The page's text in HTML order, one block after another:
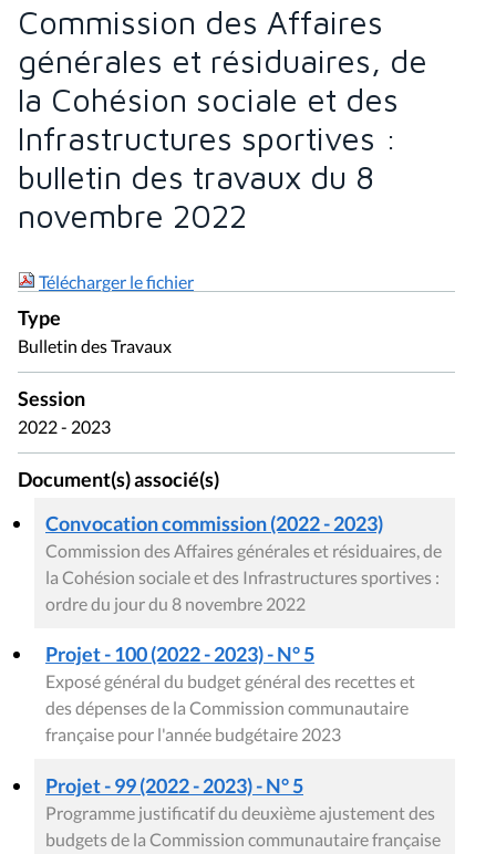
Commission des Affaires
générales et résiduaires, de
la Cohésion sociale et des
Infrastructures sportives :
bulletin des travaux du 8
novembre 2022
Télécharger le fichier
Type
Bulletin des Travaux
Session
2022 - 2023
Document(s) associé(s)
Convocation commission (2022 - 2023)
Commission des Affaires générales et résiduaires, de
la Cohésion sociale et des Infrastructures sportives :
ordre du jour du 8 novembre 2022
Projet - 100 (2022 - 2023) - N° 5
Exposé général du budget général des recettes et
des dépenses de la Commission communautaire
française pour l'année budgétaire 2023
Projet - 99 (2022 - 2023) - N° 5
Programme justificatif du deuxième ajustement des
budgets de la Commission communautaire française